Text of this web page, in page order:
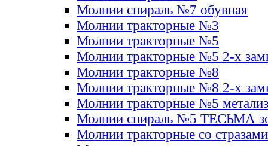
Молнии спираль №7 обувная
Молнии тракторные №3
Молнии тракторные №5
Молнии тракторные №5 2-х
Молнии тракторные №8
Молнии тракторные №8 2-х
Молнии тракторные №5
Молнии спираль №5 ТЕСЬМА
Молнии тракторные со стразами